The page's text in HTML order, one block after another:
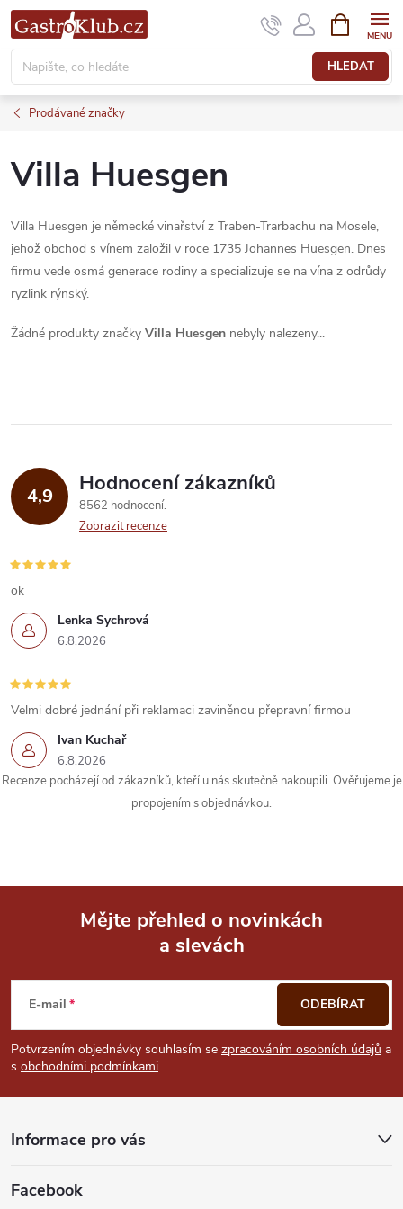
Přejít
na
obsah
HLEDAT
NÁKUPNÍ
KOŠÍK
Prodávané značky
Villa Huesgen
Villa Huesgen je německé vinařství z Traben-Trarbachu na Mosele,
jehož obchod s vínem založil v roce 1735 Johannes Huesgen. Dnes
firmu vede osmá generace rodiny a specializuje se na vína z odrůdy
ryzlink rýnský.
Žádné produkty značky Villa Huesgen nebyly nalezeny...
4,9 Hodnocení zákazníků
8562 hodnocení
Zobrazit recenze
Lenka Sychrová
6.8.2026
ok
Ivan Kuchař
6.8.2026
Velmi dobré jednání při reklamaci zaviněnou přepravní firmou
Recenze pocházejí od zákazníků, kteří u nás skutečně nakoupili. Ověřujeme je
propojením s objednávkou.
p
a
Mějte přehled o novinkách
a slevách
E-mail
Potvrzením objednávky souhlasím se zpracováním osobních údajů a
s obchodními podmínkami
ODEBÍRAT
Informace pro vás
Facebook